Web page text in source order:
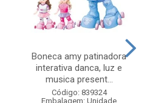
Boneca amy patinadora
interativa danca, luz e
musica present...
Código: 839324
Embalagem: Unidade